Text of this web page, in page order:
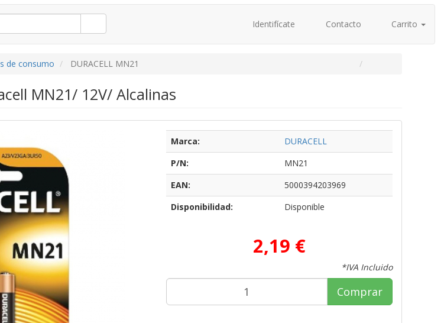
Identifícate Contacto Carrito
de consumo DURACELL MN21
MN21/ 12V/ Alcalinas
Marca:
DURACELL
P/N:
MN21
EAN:
5000394203969
Disponibilidad:
Disponible
2,19 €
*IVA Incluido
Comprar